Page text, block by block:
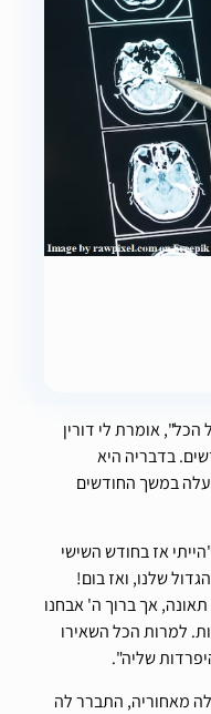
אומרת לי דורין
בדבריה היא
במשך החודשים
אז בחודש השישי
שלנו, ואז בום!
אך ברוך ה' אבחנו
למרות הכל השאירו
שליה".
מאחוריה, התברר לה